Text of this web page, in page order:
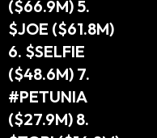
($66.9M) 5.
$JOE ($61.8M)
6. $SELFIE
($48.6M) 7.
#PETUNIA
($27.9M) 8.